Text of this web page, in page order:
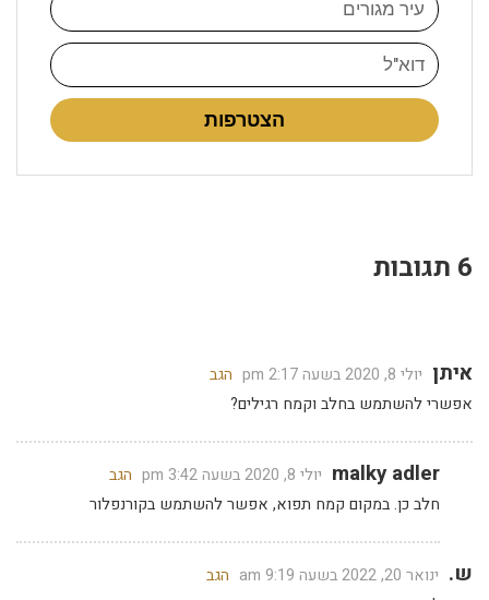
הצטרפות
6 תגובות
איתן יולי 8, 2020 בשעה 2:17 pm
הגב
אפשרי להשתמש בחלב וקמח רגילים?
malky adler יולי 8, 2020 בשעה 3:42 pm
הגב
חלב כן. במקום קמח תפוא, אפשר להשתמש בקורנפלור
ש. ינואר 20, 2022 בשעה 9:19 am
הגב